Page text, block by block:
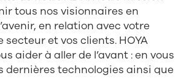
tous nos visionnaires en
en relation avec votre
et vos clients. HOYA
aider à aller de l’avant : en vous
dernières technologies ainsi que